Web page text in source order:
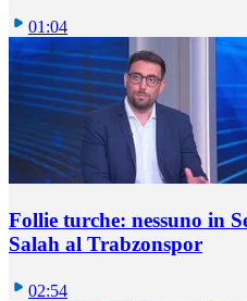
01:04
Follie turche: nessuno in
Salah al Trabzonspor
02:54